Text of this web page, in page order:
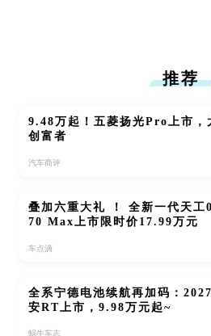
推荐
9.48万起！五菱扬光Pro上市，
创富者
汽车商评
叠加六重大礼 ！ 全新一代天工
70 Max上市限时价17.99万元
车点滴
全系宁德电池续航再加码：
安RT上市，9.98万元起~
蜗牛车志